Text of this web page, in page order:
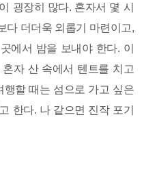
굉장히 많다. 혼자서 몇 시
다 더더욱 외롭기 마련이고,
에서 밤을 보내야 한다. 이
자 산 속에서 텐트를 치고
행할 때는 섬으로 가고 싶은
한다. 나 같으면 진작 포기